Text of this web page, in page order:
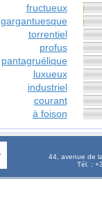
fructueux
gargantuesque
torrentiel
profus
pantagruélique
luxueux
industriel
courant
à foison
44, avenue de
Tél. :